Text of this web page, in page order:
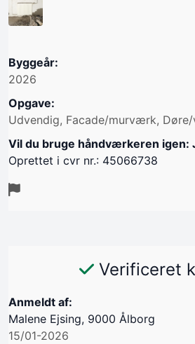
Byggeår:
2026
Opgave:
Udvendig, Facade/murværk,
Vil du bruge håndværkeren igen:
Oprettet i cvr nr.: 45066738
Verificeret
Anmeldt af:
Malene Ejsing, 9000 Ålborg
15/01-2026